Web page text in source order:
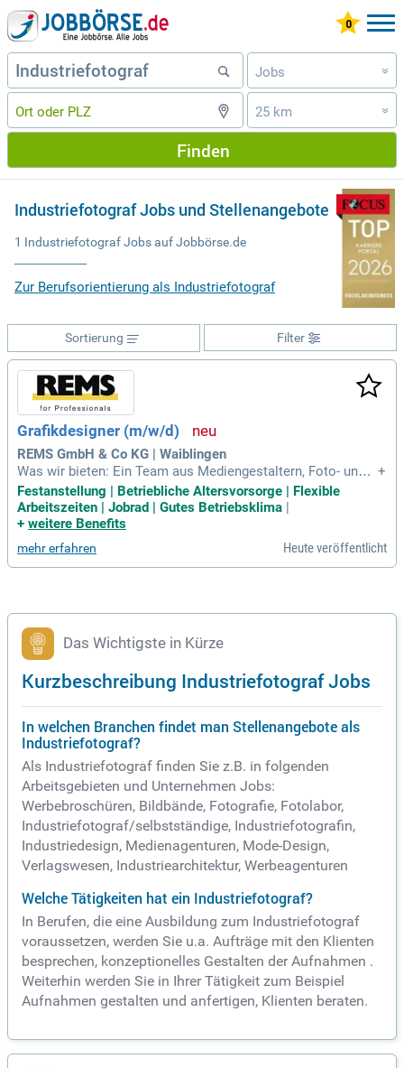
Jobs »
25 km »
Finden
Industriefotograf Jobs und Stellenangebote
1 Industriefotograf Jobs auf Jobbörse.de
Zur Berufsorientierung als Industriefotograf
Filter
Sortierung
Grafikdesigner (m/w/d)
REMS GmbH & Co KG | Waiblingen
Was wir bieten: Ein Team aus Mediengestaltern, Foto- und V
ideografen, Grafikdesignern; Internationale Projekte; Hochw
ertiger Arbeitsplatz am Mac mit aktueller Software; Einen Ar
beitsplatz in einem modernen Unternehmen der Metall- und
+
Festanstellung | Betriebliche Altersvorsorge | Flexible
Arbeitszeiten | Jobrad | Gutes Betriebsklima |
+ weitere Benefits
mehr erfahren Heute veröffentlicht
Das Wichtigste in Kürze
Kurzbeschreibung Industriefotograf Jobs
In welchen Branchen findet man Stellenangebote als
Industriefotograf?
Als Industriefotograf finden Sie z.B. in folgenden
Arbeitsgebieten und Unternehmen Jobs:
Werbebroschüren, Bildbände, Fotografie, Fotolabor,
Industriefotograf/selbstständige, Industriefotografin,
Industriedesign, Medienagenturen, Mode-Design,
Verlagswesen, Industriearchitektur, Werbeagenturen
Welche Tätigkeiten hat ein Industriefotograf?
In Berufen, die eine Ausbildung zum Industriefotograf
voraussetzen, werden Sie u.a. Aufträge mit den Klienten
besprechen, konzeptionelles Gestalten der Aufnahmen .
Weiterhin werden Sie in Ihrer Tätigkeit zum Beispiel
Aufnahmen gestalten und anfertigen, Klienten beraten.